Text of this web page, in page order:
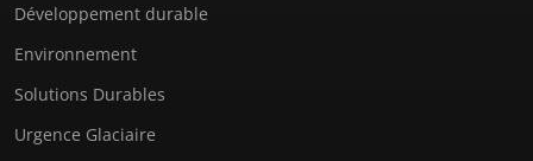
Développement durable
Environnement
Solutions Durables
Urgence Glaciaire